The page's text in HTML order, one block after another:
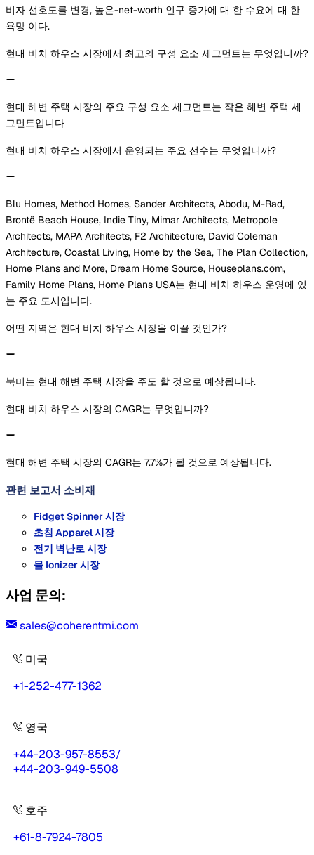
비자 선호도를 변경, 높은-net-worth 인구 증가에 대 한 수요에 대 한
욕망 이다.
현대 비치 하우스 시장에서 최고의 구성 요소 세그먼트는 무엇입니까?
현대 해변 주택 시장의 주요 구성 요소 세그먼트는 작은 해변 주택 세
그먼트입니다
현대 비치 하우스 시장에서 운영되는 주요 선수는 무엇입니까?
Blu Homes, Method Homes, Sander Architects, Abodu, M-Rad,
Brontë Beach House, Indie Tiny, Mimar Architects, Metropole
Architects, MAPA Architects, F2 Architecture, David Coleman
Architecture, Coastal Living, Home by the Sea, The Plan Collection,
Home Plans and More, Dream Home Source, Houseplans.com,
Family Home Plans, Home Plans USA는 현대 비치 하우스 운영에 있
는 주요 도시입니다.
어떤 지역은 현대 비치 하우스 시장을 이끌 것인가?
북미는 현대 해변 주택 시장을 주도 할 것으로 예상됩니다.
현대 비치 하우스 시장의 CAGR는 무엇입니까?
현대 해변 주택 시장의 CAGR는 7.7%가 될 것으로 예상됩니다.
관련 보고서 소비재
Fidget Spinner 시장
초침 Apparel 시장
전기 벽난로 시장
물 Ionizer 시장
사업 문의:
sales@coherentmi.com
미국
+1-252-477-1362
영국
+44-203-957-8553/
+44-203-949-5508
호주
+61-8-7924-7805